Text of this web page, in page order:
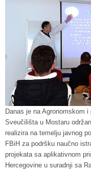
Danas je na Agronomskom
Sveučilišta u Mostaru
realizira na temelju javnog
FBiH za podršku naučno
projekata sa aplikativnom
Hercegovine u suradnji sa